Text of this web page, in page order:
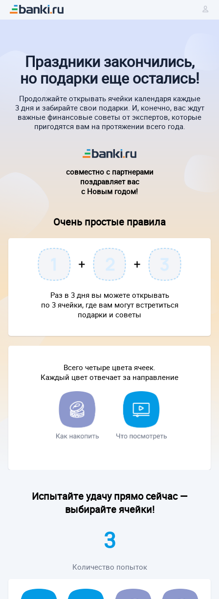
Праздники закончились,
но подарки еще остались!
Продолжайте открывать ячейки календаря каждые
3 дня и забирайте свои подарки. И, конечно, вас ждут
важные финансовые советы от экспертов, которые
пригодятся вам на протяжении всего года.
совместно с партнерами
поздравляет вас
с Новым годом!
Очень простые правила
Раз в 3 дня вы можете открывать
по 3 ячейки, где вам могут встретиться
подарки и советы
Всего четыре цвета ячеек.
Каждый цвет отвечает за направление
Испытайте удачу прямо сейчас —
выбирайте ячейки!
3
Количество попыток